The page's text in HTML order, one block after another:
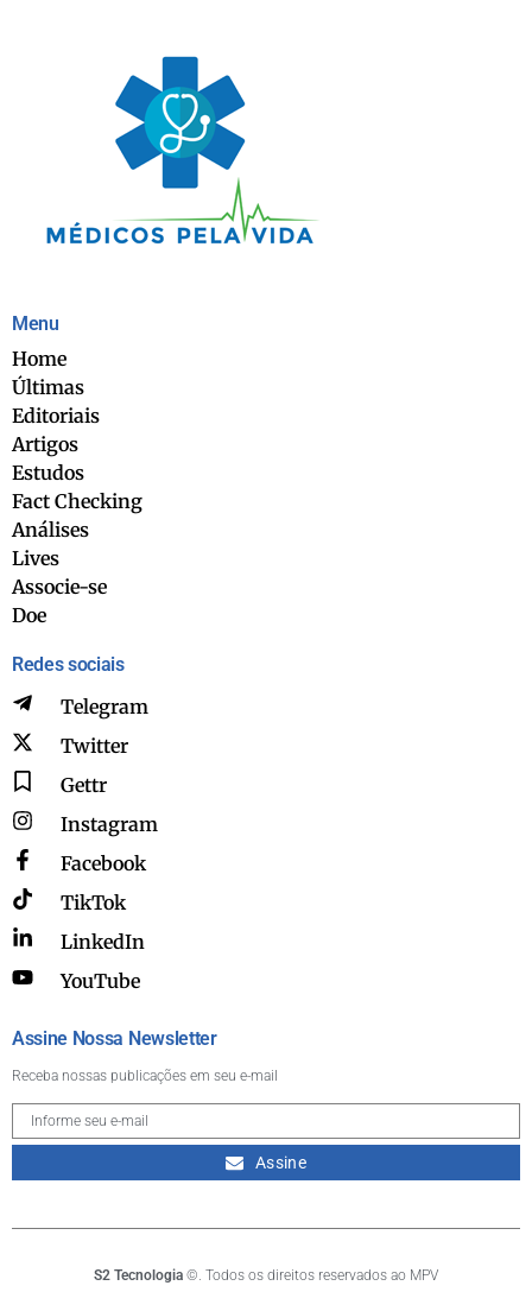
Menu
Home
Últimas
Editoriais
Artigos
Estudos
Fact Checking
Análises
Lives
Associe-se
Doe
Redes sociais
Telegram
Twitter
Gettr
Instagram
Facebook
TikTok
LinkedIn
YouTube
Assine Nossa Newsletter
Receba nossas publicações em seu e-mail
Assine
S2 Tecnologia ©. Todos os direitos reservados ao MPV